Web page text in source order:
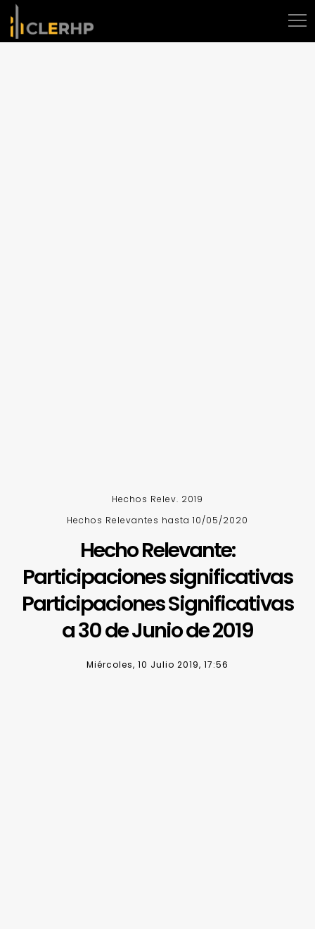
Hechos Relev. 2019
Hechos Relevantes hasta 10/05/2020
Hecho Relevante:
Participaciones significativas
Participaciones Significativas
a 30 de Junio de 2019
Miércoles, 10 Julio 2019, 17:56